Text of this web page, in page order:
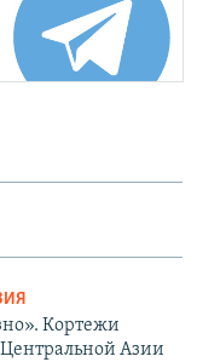
Кортежи
Азии